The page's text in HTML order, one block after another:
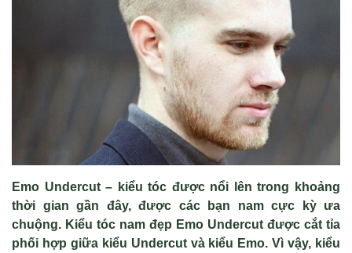
Emo Undercut – kiểu tóc được nổi lên trong khoảng
thời gian gần đây, được các bạn nam cực kỳ ưa
chuộng. Kiểu tóc nam đẹp Emo Undercut được cắt tỉa
phối hợp giữa kiểu Undercut và kiểu Emo. Vì vậy, kiểu